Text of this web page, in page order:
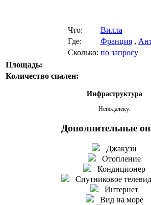
Что:
Вилла
Где:
Франция,
Сколько: по запросу
Площадь:
Количество спален:
Инфраструктура
Неподалеку.
Дополнительные
Джакузи
Отопление
Кондиционер
Спутниковое
Интернет
Вид на море